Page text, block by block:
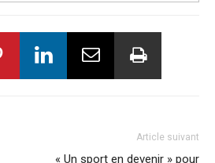
Article suivant
« Un sport en devenir » pour